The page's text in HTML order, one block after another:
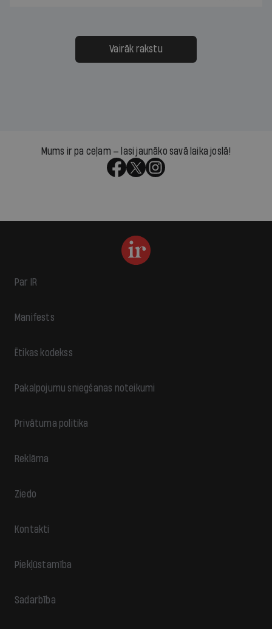
Vairāk rakstu
Mums ir pa ceļam — lasi jaunāko savā laika joslā!
Par IR
Manifests
Ētikas kodekss
Pakalpojumu sniegšanas noteikumi
Privātuma politika
Reklāma
Ziedo
Kontakti
Piekļūstamība
Sadarbība